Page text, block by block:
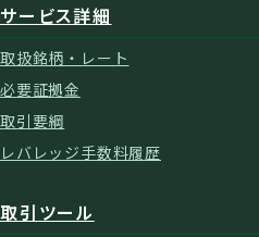
サービス詳細
取扱銘柄・レート
必要証拠金
取引要綱
レバレッジ手数料履歴
取引ツール